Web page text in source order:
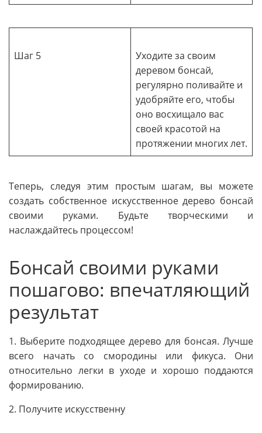
Шаг 5
Уходите за своим
деревом бонсай,
регулярно поливайте и
удобряйте его, чтобы
оно восхищало вас
своей красотой на
протяжении многих лет.
Теперь, следуя этим простым шагам, вы можете
создать собственное искусственное дерево бонсай
своими руками. Будьте творческими и
наслаждайтесь процессом!
Бонсай своими руками
пошагово: впечатляющий
результат
1. Выберите подходящее дерево для бонсая. Лучше
всего начать со смородины или фикуса. Они
относительно легки в уходе и хорошо поддаются
формированию.
2. Получите искусственну